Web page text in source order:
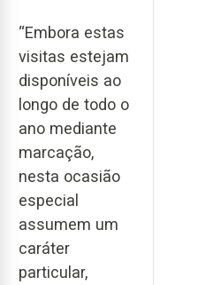
“Embora estas
visitas estejam
disponíveis ao
longo de todo o
ano mediante
marcação,
nesta ocasião
especial
assumem um
caráter
particular,